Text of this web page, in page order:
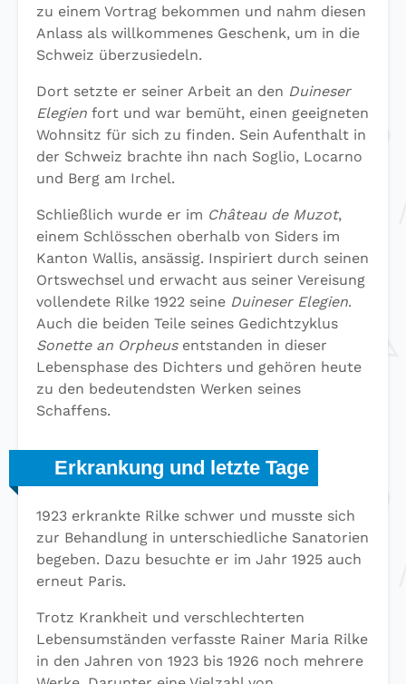
zu einem Vortrag bekommen und nahm diesen
Anlass als willkommenes Geschenk, um in die
Schweiz überzusiedeln.
Dort setzte er seiner Arbeit an den Duineser
Elegien fort und war bemüht, einen geeigneten
Wohnsitz für sich zu finden. Sein Aufenthalt in
der Schweiz brachte ihn nach Soglio, Locarno
und Berg am Irchel.
Schließlich wurde er im Château de Muzot,
einem Schlösschen oberhalb von Siders im
Kanton Wallis, ansässig. Inspiriert durch seinen
Ortswechsel und erwacht aus seiner Vereisung
vollendete Rilke 1922 seine Duineser Elegien.
Auch die beiden Teile seines Gedichtzyklus
Sonette an Orpheusentstanden in dieser
Lebensphase des Dichters und gehören heute
zu den bedeutendsten Werken seines
Schaffens.
Erkrankung und letzte Tage
1923 erkrankte Rilke schwer und musste sich
zur Behandlung in unterschiedliche Sanatorien
begeben. Dazu besuchte er im Jahr 1925 auch
erneut Paris.
Trotz Krankheit und verschlechterten
Lebensumständen verfasste Rainer Maria Rilke
in den Jahren von 1923 bis 1926 noch mehrere